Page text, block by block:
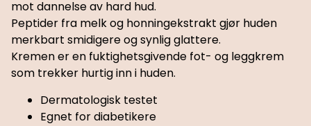
mot dannelse av hard hud.
Peptider fra melk og honningekstrakt gjør huden
merkbart smidigere og synlig glattere.
Kremen er en fuktighetsgivende fot- og leggkrem
som trekker hurtig inn i huden.
Dermatologisk testet
Egnet for diabetikere